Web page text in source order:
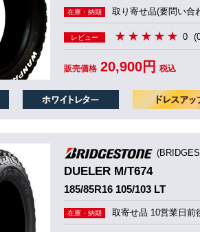
在庫・納期 取り寄せ品(要問い合
レビュー 0
販売価格 20,900円 税込
DUELER M/T674
185/85R16 105/103 LT
在庫・納期 取寄せ品 10営業日前